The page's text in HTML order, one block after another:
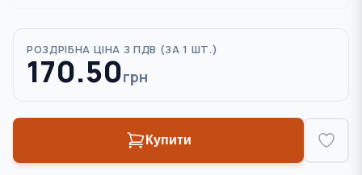
РОЗДРІБНА ЦІНА З ПДВ (ЗА 1 ШТ.)
170.50грн
Купити